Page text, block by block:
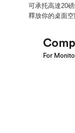
可承托高達20
釋放你的桌面